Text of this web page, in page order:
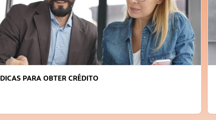
DICAS PARA OBTER CRÉDITO